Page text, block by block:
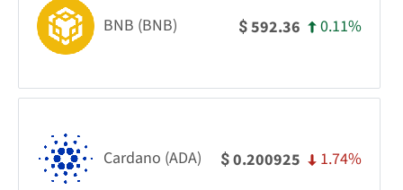
BNB (BNB) $592.36 0.11%
Cardano (ADA) $0.200925 1.74%